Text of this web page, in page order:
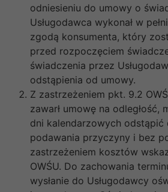
odniesieniu do umowy o
Usługodawca wykonał w
zgodą konsumenta, który
przed rozpoczęciem
świadczenia przez
odstąpienia od umowy.
Z zastrzeżeniem pkt. 9.2
zawarł umowę na odległość,
dni kalendarzowych odstąpić
podawania przyczyny i bez
zastrzeżeniem kosztów
OWŚU. Do zachowania
wysłanie do Usługodawcy